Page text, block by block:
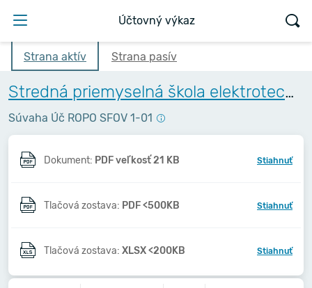
Účtovný výkaz
Strana aktív Strana pasív
Stredná priemyselná škola elektrotechnická, Komenského 44, Košice
Súvaha Úč ROPO SFOV 1-01
Dokument: PDF veľkosť 21 KB Stiahnuť
Tlačová zostava: PDF <500KB Stiahnuť
Tlačová zostava: XLSX <200KB Stiahnuť